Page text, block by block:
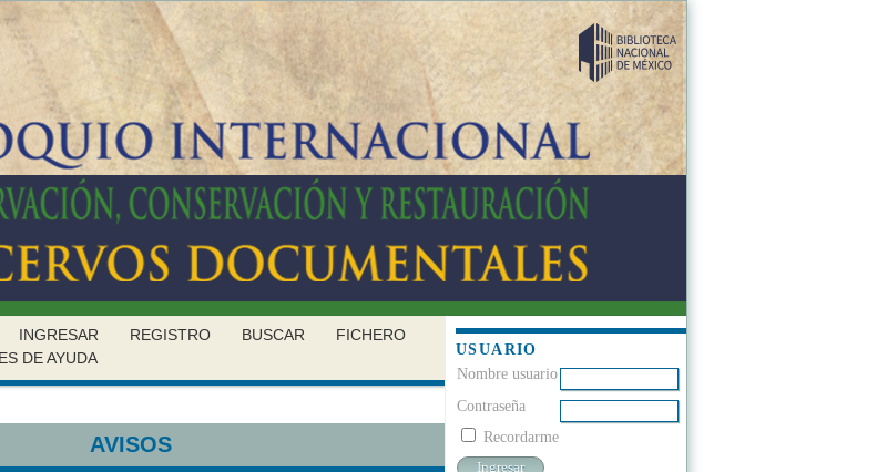
USUARIO
Nombre usuario
Contraseña
Recordarme
INGRESAR REGISTRO BUSCAR
FICHERO
DE AYUDA
AVISOS